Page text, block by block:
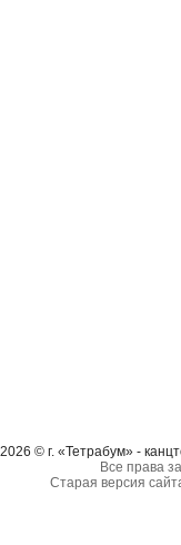
2026 © г. «Тетрабум» -
Все права
Старая версия